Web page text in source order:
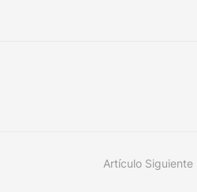
Artículo Siguiente